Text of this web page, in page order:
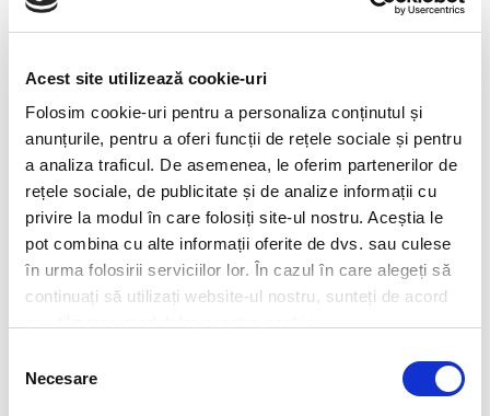
Acest site utilizează cookie-uri
Folosim cookie-uri pentru a personaliza conținutul și
anunțurile, pentru a oferi funcții de rețele sociale și pentru
a analiza traficul. De asemenea, le oferim partenerilor de
rețele sociale, de publicitate și de analize informații cu
privire la modul în care folosiți site-ul nostru. Aceștia le
pot combina cu alte informații oferite de dvs. sau culese
în urma folosirii serviciilor lor. În cazul în care alegeți să
continuați să utilizați website-ul nostru, sunteți de acord
consimțământului
Necesare
Notificări personalizate
Utilizați notificările predefinite sau creați propriile notificări.
Sistemul de notificare are un editor complet care vă permite
personalizări în detaliu.